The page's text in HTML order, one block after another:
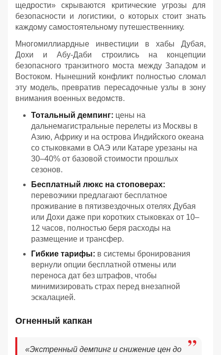
щедрости» скрываются критические угрозы для
безопасности и логистики, о которых стоит знать
каждому самостоятельному путешественнику.
Многомиллиардные инвестиции в хабы Дубая,
Дохи и Абу-Даби строились на концепции
безопасного транзитного моста между Западом и
Востоком. Нынешний конфликт полностью сломал
эту модель, превратив пересадочные узлы в зону
внимания военных ведомств.
Тотальный демпинг: цены на
дальнемагистральные перелеты из Москвы в
Азию, Африку и на острова Индийского океана
со стыковками в ОАЭ или Катаре урезаны на
30–40% от базовой стоимости прошлых
сезонов.
Бесплатный люкс на стоповерах:
перевозчики предлагают бесплатное
проживание в пятизвездочных отелях Дубая
или Дохи даже при коротких стыковках от 10–
12 часов, полностью беря расходы на
размещение и трансфер.
Гибкие тарифы: в системы бронирования
вернули опции бесплатной отмены или
переноса дат без штрафов, чтобы
минимизировать страх перед внезапной
эскалацией.
Огненный капкан
«Экстренный демпинг и снижение цен до